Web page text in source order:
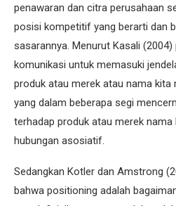
penawaran dan citra perusahaan
posisi kompetitif yang berarti dan
sasarannya. Menurut Kasali
komunikasi untuk memasuki
produk atau merek atau nama kita
yang dalam beberapa segi
terhadap produk atau merek nama
hubungan asosiatif.
Sedangkan Kotler dan Amstrong
bahwa positioning adalah